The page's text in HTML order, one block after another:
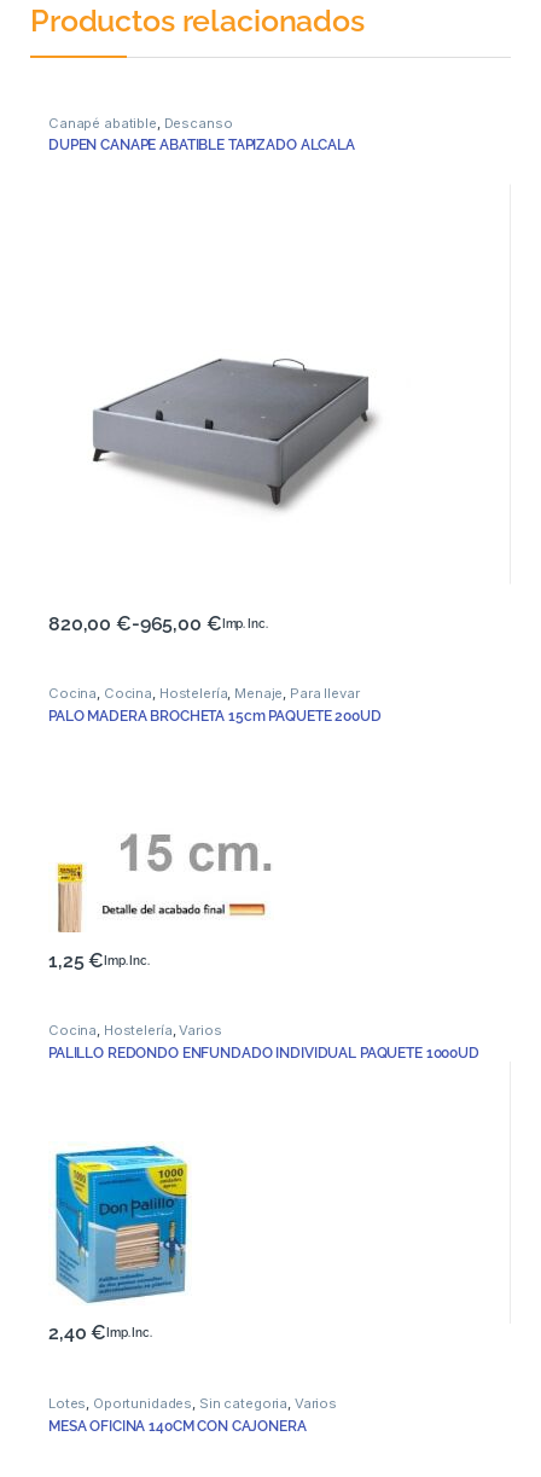
Productos relacionados
Canapé abatible Descanso
DUPEN CANAPE ABATIBLE TAPIZADO ALCALA
820,00€-965,00 € Imp. Inc.
Cocina, Cocina, Hostelería, Menaje, Para llevar
PALO MADERA BROCHETA 15cm PAQUETE 200UD
1,25€ Imp. Inc.
Cocina, Hostelería,Varios
PALILLO REDONDO ENFUNDADO INDIVIDUAL PAQUETE 1000UD
2,40€ Imp. Inc.
Lotes, Oportunidades, Sin categoria, Varios
MESA OFICINA 140CM CON CAJONERA